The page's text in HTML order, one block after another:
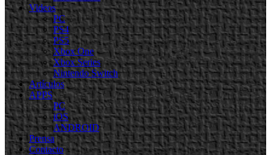
Videos
PC
PS4
PS5
Xbox One
Xbox Series
Nintendo Switch
Artículos
APPS
PC
iOS
ANDROID
Prensa
Contacto